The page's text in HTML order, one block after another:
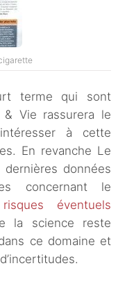
terme qui sont
Vie rassurera le
à cette
En revanche Le
données
concernant le
risques éventuels
la science reste
ce domaine et